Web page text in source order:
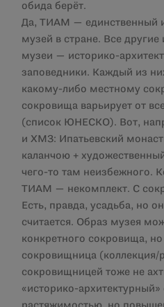
обида берёт.
Да, ТИАМ — единственный
музей в стране. Все другие
музеи — историко-
заповедники. Каждый из
какому-либо местному
сокровища варьирует от
(список ЮНЕСКО). Вот,
и ХМЗ: Ипатьевский
каланчою +
чего-то там неизбежного.
ТИАМ — некомплект. С
Есть, правда, усадьба, но
считается. Образ музея
конкретного сокровища,
сокровищница (коллекция/
сокровищницей тоже не
«историко-